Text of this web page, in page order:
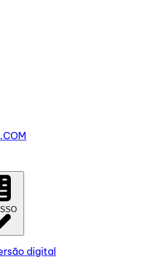
digital